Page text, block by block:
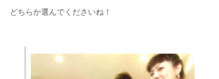
どちらか選んでくださいね！